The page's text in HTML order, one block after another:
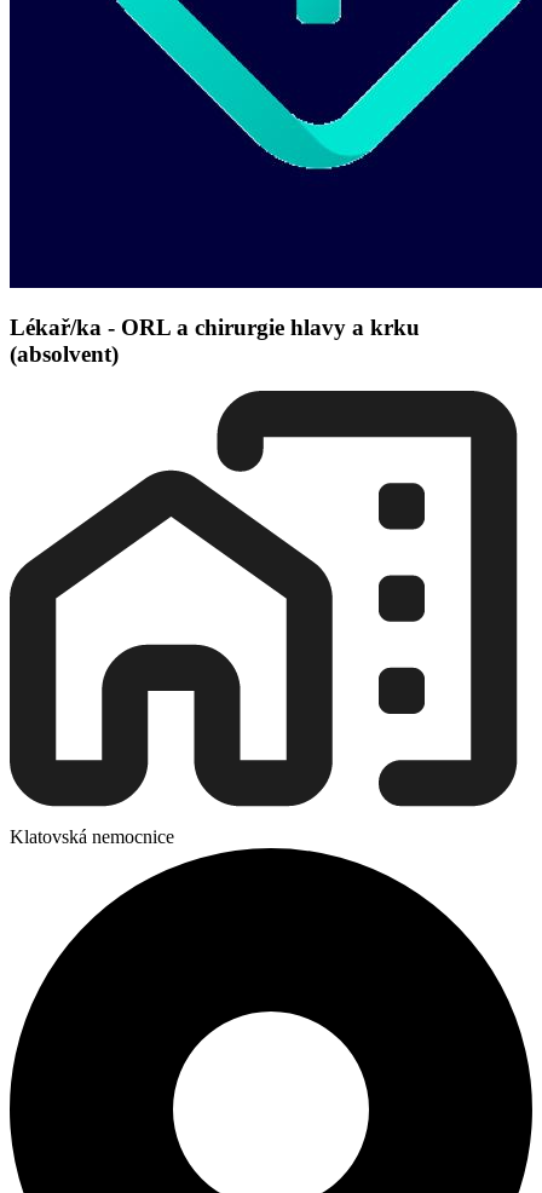
Lékař/ka - ORL a chirurgie hlavy a krku
(absolvent)
Klatovská nemocnice